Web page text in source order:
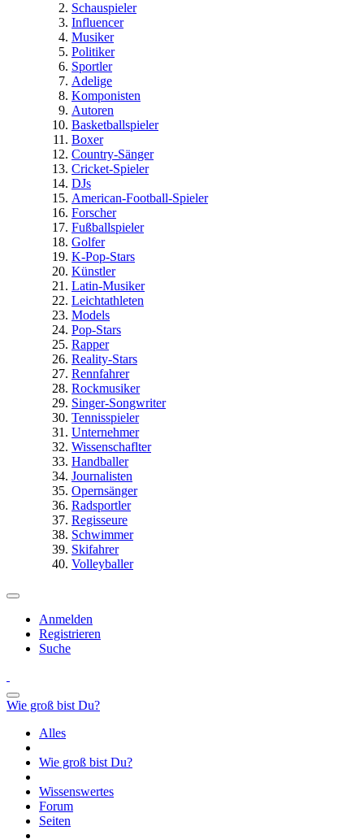
Schauspieler
Influencer
Musiker
Politiker
Sportler
Adelige
Komponisten
Autoren
Basketballspieler
Boxer
Country-Sänger
Cricket-Spieler
DJs
American-Football-Spieler
Forscher
Fußballspieler
Golfer
K-Pop-Stars
Künstler
Latin-Musiker
Leichtathleten
Models
Pop-Stars
Rapper
Reality-Stars
Rennfahrer
Rockmusiker
Singer-Songwriter
Tennisspieler
Unternehmer
Wissenschaflter
Handballer
Journalisten
Opernsänger
Radsportler
Regisseure
Schwimmer
Skifahrer
Volleyballer
Anmelden
Registrieren
Suche
Wie groß bist Du?
Alles
Wie groß bist Du?
Wissenswertes
Forum
Seiten